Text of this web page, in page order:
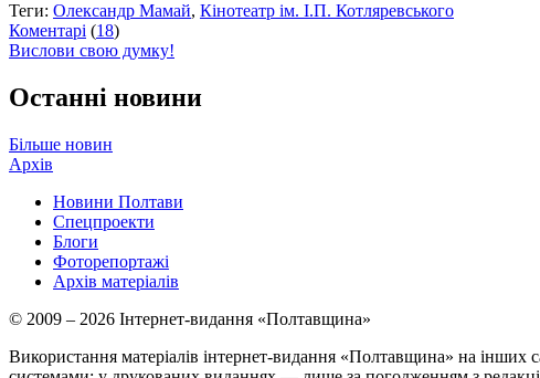
Теги: Олександр Мамай, Кінотеатр ім. І.П. Котляревського
Коментарі (18)
Вислови свою думку!
Останні новини
Більше новин
Архів
Новини Полтави
Спецпроекти
Блоги
Фоторепортажі
Архів матеріалів
© 2009 – 2026 Інтернет-видання «Полтавщина»
Використання матеріалів інтернет-видання «Полтавщина» на інших